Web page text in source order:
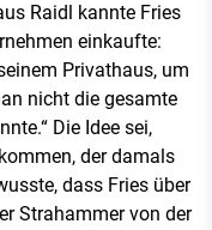
Raidl kannte Fries
einkaufte:
Privathaus, um
nicht die gesamte
Die Idee sei,
der damals
dass Fries über
Strahammer von der